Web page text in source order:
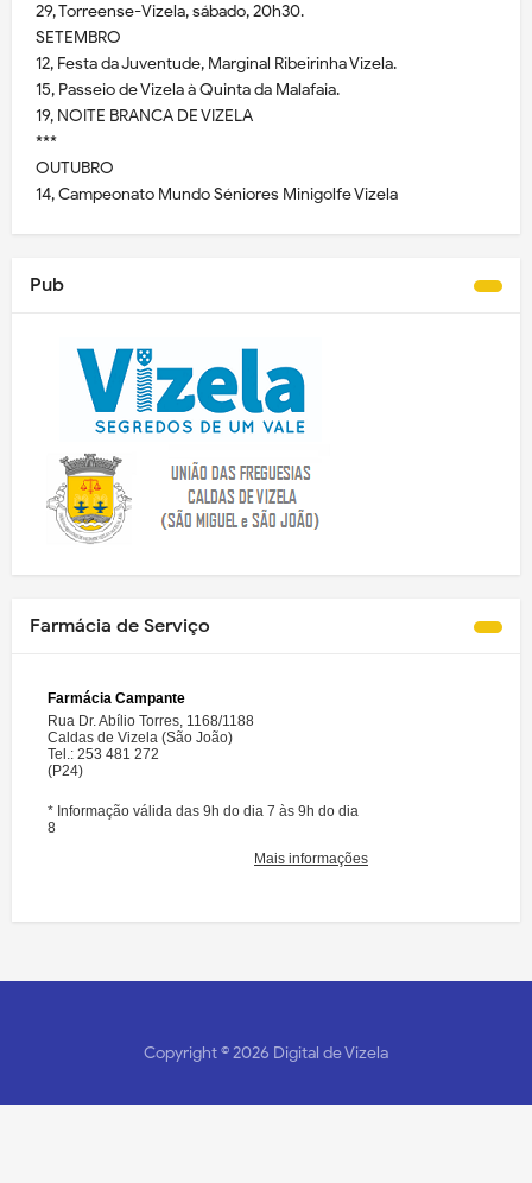
29, Torreense-Vizela, sábado, 20h30.
SETEMBRO
12, Festa da Juventude, Marginal Ribeirinha Vizela.
15, Passeio de Vizela à Quinta da Malafaia.
19, NOITE BRANCA DE VIZELA
***
OUTUBRO
14, Campeonato Mundo Séniores Minigolfe Vizela
Pub
Farmácia de Serviço
Copyright ©2026 Digital de Vizela